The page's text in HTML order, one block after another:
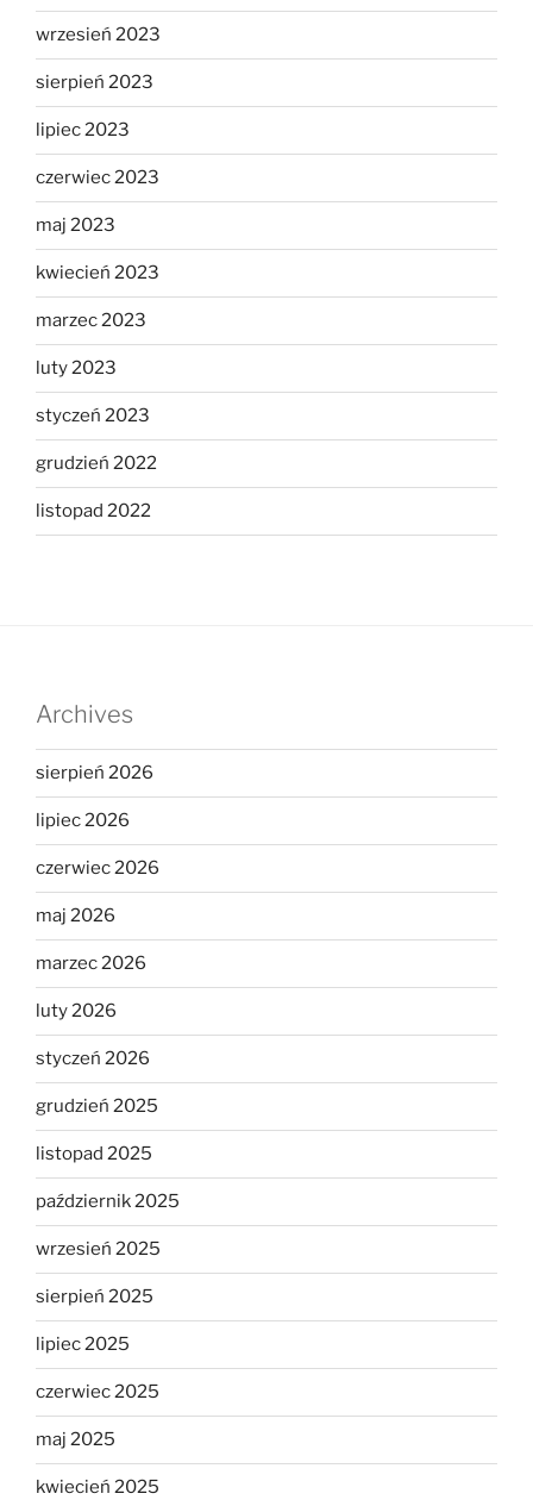
wrzesień 2023
sierpień 2023
lipiec 2023
czerwiec 2023
maj 2023
kwiecień 2023
marzec 2023
luty 2023
styczeń 2023
grudzień 2022
listopad 2022
Archives
sierpień 2026
lipiec 2026
czerwiec 2026
maj 2026
marzec 2026
luty 2026
styczeń 2026
grudzień 2025
listopad 2025
październik 2025
wrzesień 2025
sierpień 2025
lipiec 2025
czerwiec 2025
maj 2025
kwiecień 2025